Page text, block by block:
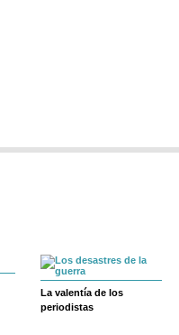
La valentía de los
periodistas